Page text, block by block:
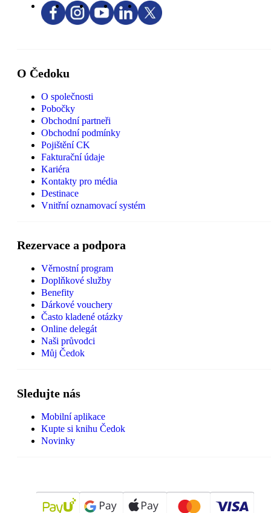
O Čedoku
O společnosti
Pobočky
Obchodní partneři
Obchodní podmínky
Pojištění CK
Fakturační údaje
Kariéra
Kontakty pro média
Destinace
Vnitřní oznamovací systém
Rezervace a podpora
Věrnostní program
Doplňkové služby
Benefity
Dárkové vouchery
Často kladené otázky
Online delegát
Naši průvodci
Můj Čedok
Sledujte nás
Mobilní aplikace
Kupte si knihu Čedok
Novinky